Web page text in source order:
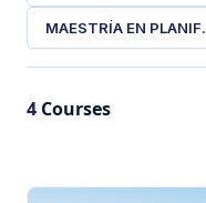
Search courses
MAESTRÍA EN
4 Courses